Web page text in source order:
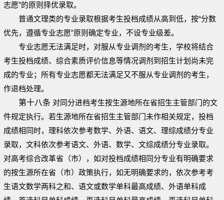
志愿”的原则择优录取。
普通文理类的专业录取根据考生投档成绩从高到低，按“分数
优先，遵循专业志愿”原则确定专业，不设专业级差。
专业志愿无法满足时，对服从专业调剂的考生，学校将结合
考生投档成绩、综合素质评价信息等情况调剂到招生计划尚未完
成的专业；所有专业志愿都无法满足又不服从专业调剂的考生，
作退档处理。
第十八条 对同分进档考生按生源地所在省招生主管部门的文
件规定执行。若生源地所在省招生主管部门未作相关规定，投档
成绩相同时，理科依次参考数学、外语、语文、理综成绩分专业
录取，文科依次参考语文、外语、数学、文综成绩分专业录取。
对高考综合改革省（市），如对投档成绩相同分专业有明确要求
的按生源所在省（市）政策执行，如无明确要求的，依次参考考
生语文数学两科之和、语文或数学单科最高成绩、外语单科成